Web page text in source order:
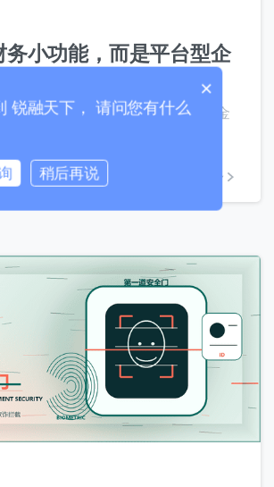
小功能，而是平台型企
账体系，本质是通过自动化的资金
将复杂的交易关系转...
阅读更多
0 / 20
0 / 180
提交
回复时间：30 分钟内
×
锐融天下， 请问您有什么
稍后再说